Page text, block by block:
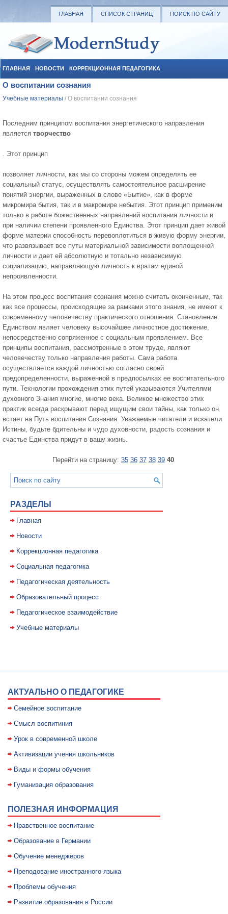
ГЛАВНАЯ СПИСОК СТРАНИЦ ПОИСК ПО САЙТУ
ГЛАВНАЯ НОВОСТИ КОРРЕКЦИОННАЯ ПЕДАГОГИКА
СОЦИАЛЬНАЯ ПЕДАГОГИКА УЧЕБНЫЕ МАТЕРИАЛЫ
О воспитании сознания
Учебные материалы / О воспитании сознания
Последним принципом воспитания энергетического направления
является творчество
. Этот принцип
позволяет личности, как мы со стороны можем определять ее
социальный статус, осуществлять самостоятельное расширение
понятий энергии, выраженных в слове «Бытие», как в форме
микромира бытия, так и в макромире небытия. Этот принцип применим
только в работе божественных направлений воспитания личности и
при наличии степени проявленного Единства. Этот принцип дает живой
форме материи способность перевоплотиться в живую форму энергии,
что развязывает все путы материальной зависимости воплощенной
личности и дает ей абсолютную и тотально независимую
социализацию, направляющую личность к вратам единой
непроявленности.
На этом процесс воспитания сознания можно считать оконченным, так
как все процессы, происходящие за рамками этого знания, не имеют к
современному человечеству практического отношения. Становление
Единством являет человеку высочайшее личностное достижение,
непосредственно сопряженное с социальным проявлением. Все
принципы воспитания, рассмотренные в этом труде, являют
человечеству только направления работы. Сама работа
осуществляется каждой личностью согласно своей
предопределенности, выраженной в предпосылках ее воспитательного
пути. Технологии прохождения этих путей указываются Учителями
духовного Знания многие, многие века. Великое множество этих
практик всегда раскрывают перед ищущим свои тайны, как только он
встает на Путь воспитания Сознания. Уважаемые читатели и искатели
Истины, будьте бдительны и чудо духовности, радость сознания и
счастье Единства придут в вашу жизнь.
Перейти на страницу: 35 36 37 38 39 40
РАЗДЕЛЫ
Главная
Новости
Коррекционная педагогика
Социальная педагогика
Педагогическая деятельность
Образовательный процесс
Педагогическое взаимодействие
Учебные материалы
АКТУАЛЬНО О ПЕДАГОГИКЕ
Семейное воспитание
Смысл воспитиния
Уpок в совpеменной школе
Активизации учения школьников
Виды и формы обучения
Гуманизация образования
ПОЛЕЗНАЯ ИНФОРМАЦИЯ
Нравственное воспитание
Образование в Германии
Обучение менеджеров
Преподование иностранного языка
Проблемы обучения
Развитие образования в России